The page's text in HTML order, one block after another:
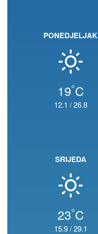
PONEDJELJAK
19°C
12.1 /26.8
SRIJEDA
23°C
15.9/29.1